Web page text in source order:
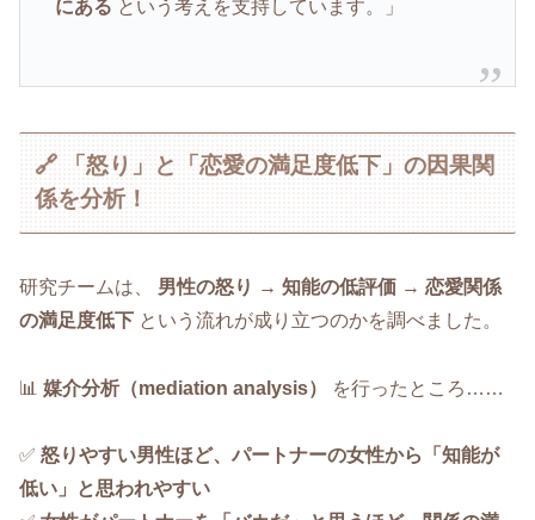
にある という考えを支持しています。」
🔗 「怒り」と「恋愛の満足度低下」の因果関
係を分析！
研究チームは、 男性の怒り → 知能の低評価 → 恋愛関係
の満足度低下 という流れが成り立つのかを調べました。
📊 媒介分析（mediation analysis） を行ったところ……
✅ 怒りやすい男性ほど、パートナーの女性から「知能が
低い」と思われやすい